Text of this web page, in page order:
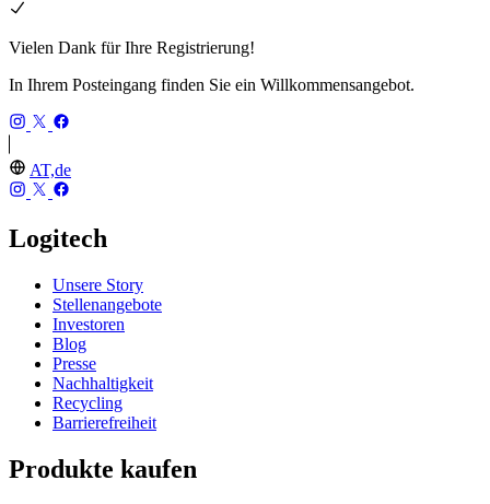
Vielen Dank für Ihre Registrierung!
In Ihrem Posteingang finden Sie ein Willkommensangebot.
AT,de
Logitech
Unsere Story
Stellenangebote
Investoren
Blog
Presse
Nachhaltigkeit
Recycling
Barrierefreiheit
Produkte kaufen